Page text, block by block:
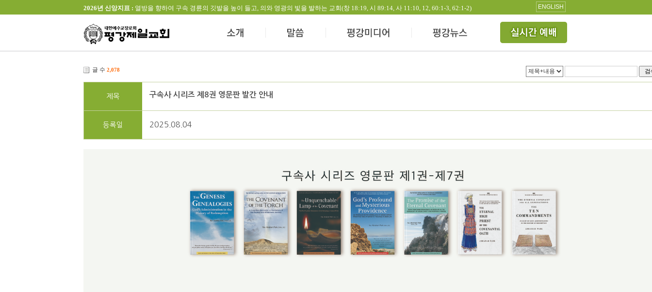
2026년 신앙지표 : 열방을 향하여 구속 경륜의 깃발을 높이 들고, 의와 영광의 빛을 발하는 교회(창 18:19, 시 89:14, 사 11:10, 12, 60:1-3, 62:1-2) ENGLISH
글 수 2,078 검
제목 구속사 시리즈 제8권 영문판 발간 안내
등록일 2025.08.04